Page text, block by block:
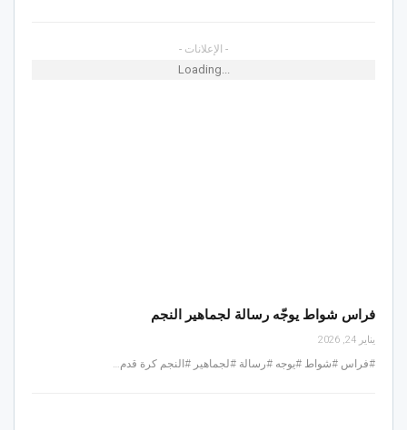
- الإعلانات -
Loading...
فراس شواط يوجّه رسالة لجماهير النجم
يناير 24, 2026
#فراس #شواط #يوجه #رسالة #لجماهير #النجم كرة قدم…